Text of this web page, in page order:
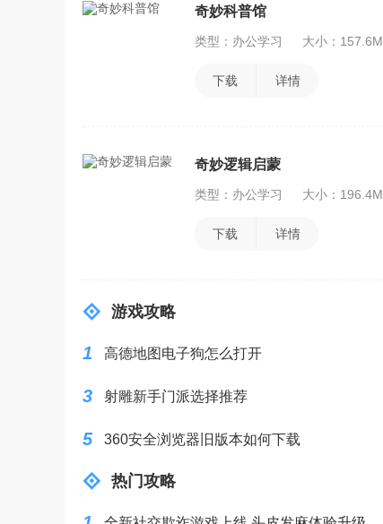
奇妙科普馆
类型：办公学习 大小：157.6M
下载 详情
奇妙逻辑启蒙
类型：办公学习 大小：196.4M
下载 详情
游戏攻略
1 高德地图电子狗怎么打开
3 射雕新手门派选择推荐
5 360安全浏览器旧版本如何下载
热门攻略